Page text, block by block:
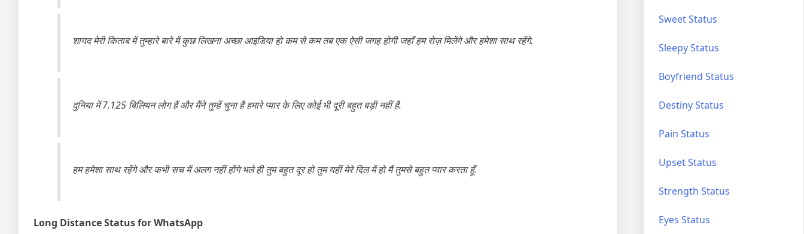
शायद मेरी किताब में तुम्हारे बारे में कुछ लिखना अच्छा आइडिया हो कम से कम तब एक ऐसी जगह होगी जहाँ हम रोज़ मिलेंगे और हमेशा साथ रहेंगे.
दुनिया में 7.125 बिलियन लोग हैं और मैंने तुम्हें चुना है हमारे प्यार के लिए कोई भी दूरी बहुत बड़ी नहीं है.
हम हमेशा साथ रहेंगे और कभी सच में अलग नहीं होंगे भले ही तुम बहुत दूर हो तुम यहीं मेरे दिल में हो मैं तुमसे बहुत प्यार करता हूँ.
Long Distance Status for WhatsApp
Sweet Status
Sleepy Status
Boyfriend Status
Destiny Status
Pain Status
Upset Status
Strength Status
Eyes Status